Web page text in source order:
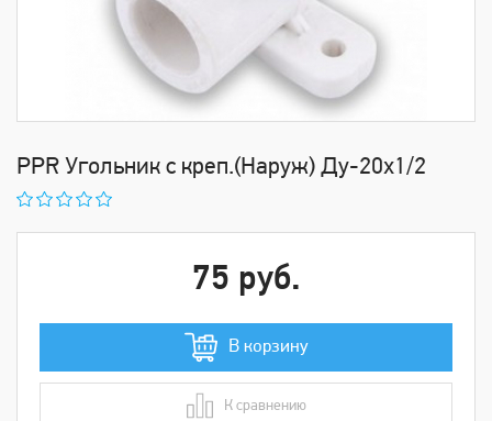
PPR Угольник с креп.(Наруж) Ду-20х1/2
75 руб.
В корзину
К сравнению
В сравнении